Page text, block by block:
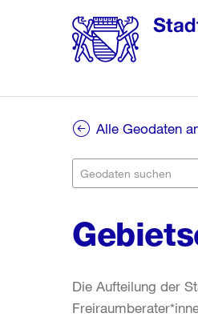
Alle Geodaten
Die Aufteilung der